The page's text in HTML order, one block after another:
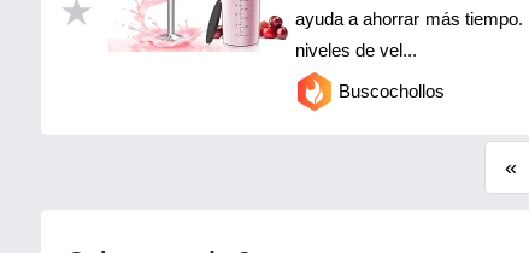
ayuda a ahorrar más
niveles de vel...
Buscochollos
«